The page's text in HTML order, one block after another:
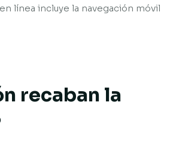
línea incluye la navegación móvil
recaban la